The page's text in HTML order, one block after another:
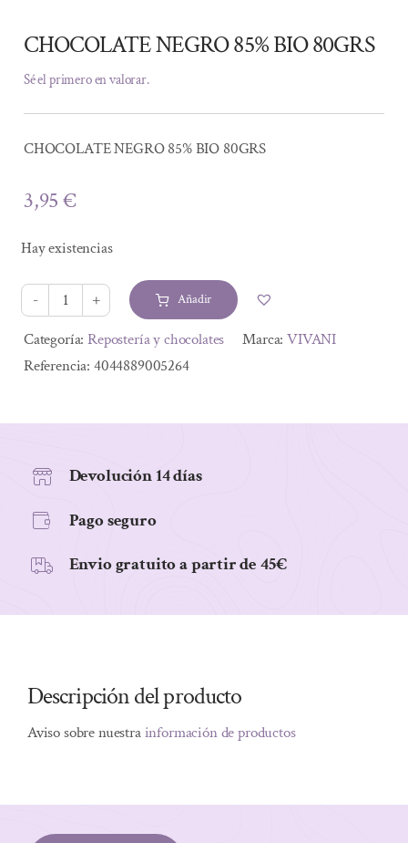
CHOCOLATE NEGRO 85% BIO 80GRS
Sé el primero en valorar.
CHOCOLATE NEGRO 85% BIO 80GRS
3,95€
Hay existencias
CHOCOLATE
NEGRO
85%
Añadir
Alternative:
Categoría:Repostería y chocolates Marca:VIVANI
Referencia: 4044889005264
Devolución 14 días
Pago seguro
Envio gratuito a partir de 45€
Descripción del producto
Aviso sobre nuestrainformación de productos